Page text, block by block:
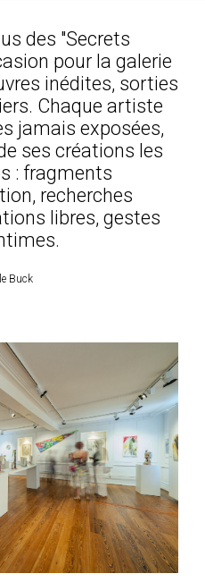
des "Secrets
pour la galerie
inédites, sorties
Chaque artiste
jamais exposées,
ses créations les
: fragments
recherches
libres, gestes
Buck